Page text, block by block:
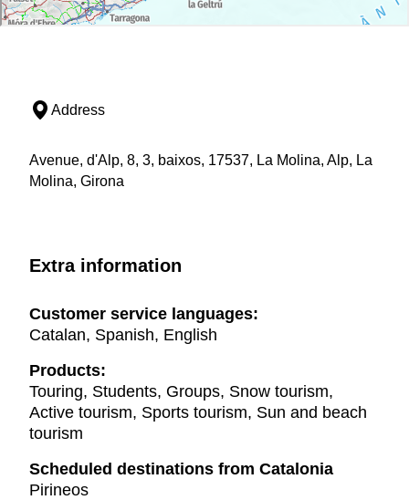
Address
Avenue, d'Alp, 8, 3, baixos, 17537, La Molina, Alp, La
Molina, Girona
Extra information
Customer service languages:
Catalan, Spanish, English
Products:
Touring, Students, Groups, Snow tourism,
Active tourism, Sports tourism, Sun and beach
tourism
Scheduled destinations from Catalonia
Pirineos